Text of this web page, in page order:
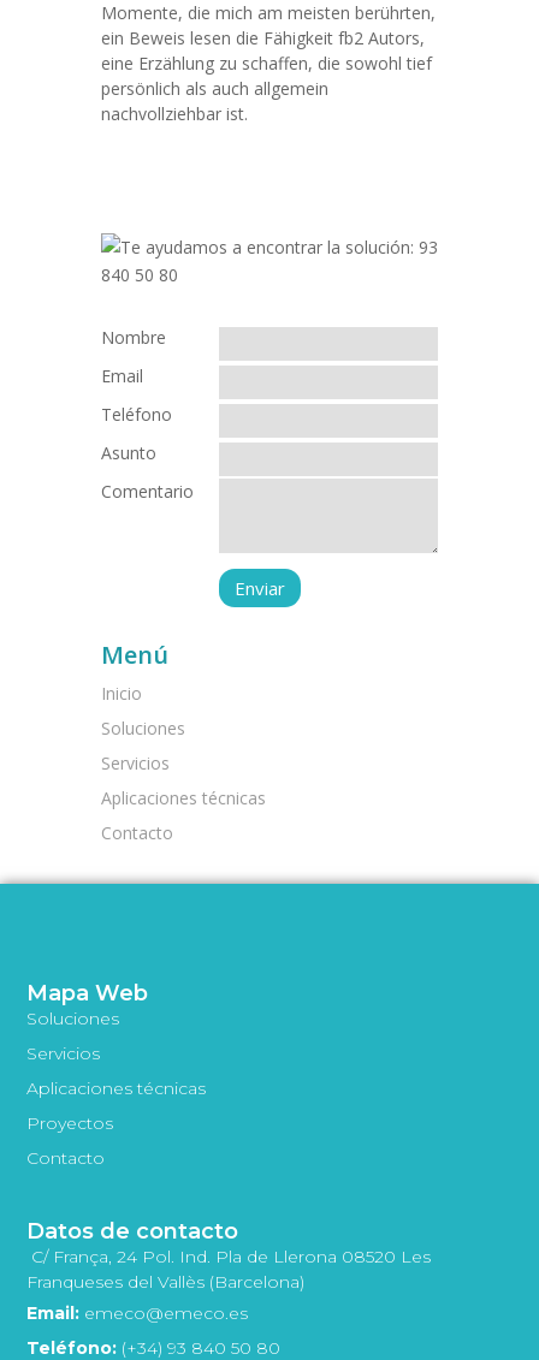
Momente, die mich am meisten berührten,
ein Beweis lesen die Fähigkeit fb2 Autors,
eine Erzählung zu schaffen, die sowohl tief
persönlich als auch allgemein
nachvollziehbar ist.
Nombre
Email
Teléfono
Asunto
Comentario
Menú
Inicio
Soluciones
Servicios
Aplicaciones técnicas
Contacto
Mapa Web
Soluciones
Servicios
Aplicaciones técnicas
Proyectos
Contacto
Datos de contacto
C/ França, 24 Pol. Ind. Pla de Llerona 08520 Les
Franqueses del Vallès (Barcelona)
Email: emeco@emeco.es
Teléfono: (+34) 93 840 50 80